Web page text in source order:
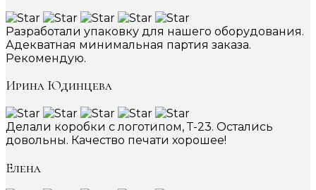
Разработали упаковку для нашего оборудования.
Адекватная минимальная партия заказа.
Рекомендую.
Ирина Юдинцева
Делали коробки с логотипом, Т-23. Остались
довольны. Качество печати хорошее!
Елена